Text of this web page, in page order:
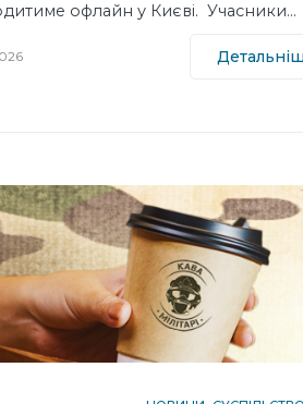
офлайн у Києві. Учасники…